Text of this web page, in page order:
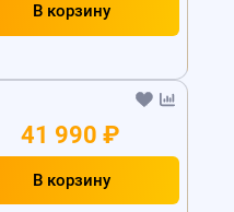
В корзину
41 990 ₽
В корзину